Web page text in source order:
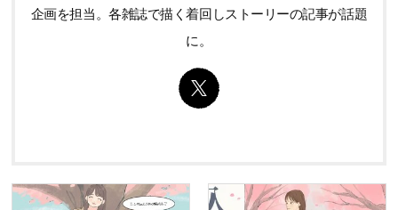
企画を担当。各雑誌で描く着回しストーリーの記事が話題
に。